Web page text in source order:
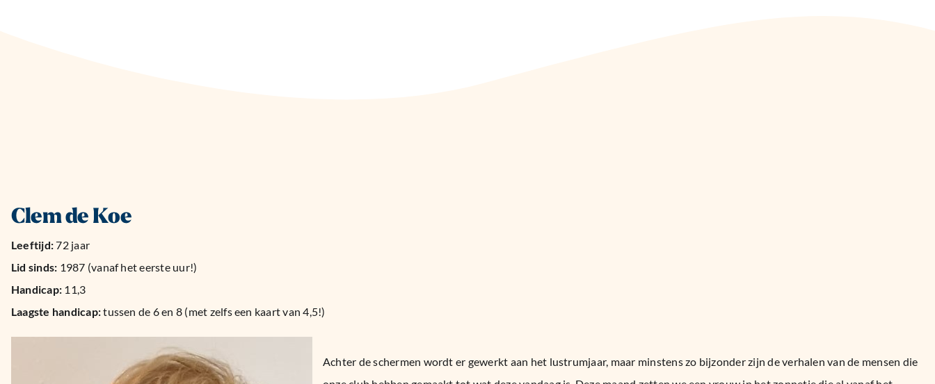
Clem de Koe
Leeftijd:72 jaar
Lid sinds: 1987 (vanaf het eerste uur!)
Handicap: 11,3
Laagste handicap:tussen de 6 en 8 (met zelfs een kaart van 4,5!)
Achter de schermen wordt er gewerkt aan het lustrumjaar, maar minstens zo bijzonder zijn de verhalen van de mensen die